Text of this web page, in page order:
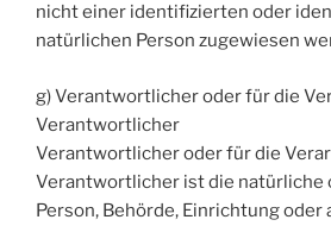
nicht einer identifizierten oder
natürlichen Person zugewiesen
g) Verantwortlicher oder für die
Verantwortlicher
Verantwortlicher oder für die
Verantwortlicher ist die natürliche
Person, Behörde, Einrichtung oder